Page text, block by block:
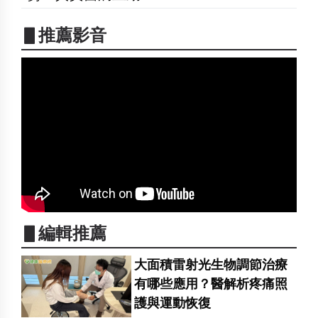
▋推薦影音
▋編輯推薦
大面積雷射光生物調節治療
有哪些應用？醫解析疼痛照
護與運動恢復